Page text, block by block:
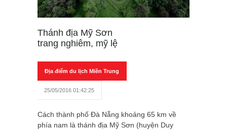
Thánh địa Mỹ Sơn
trang nghiêm, mỹ lệ
Địa điểm du lịch Miền Trung
25/05/2016 01:42:25
Cách thành phố Đà Nẵng khoảng 65 km về
phía nam là thánh địa Mỹ Sơn (huyện Duy